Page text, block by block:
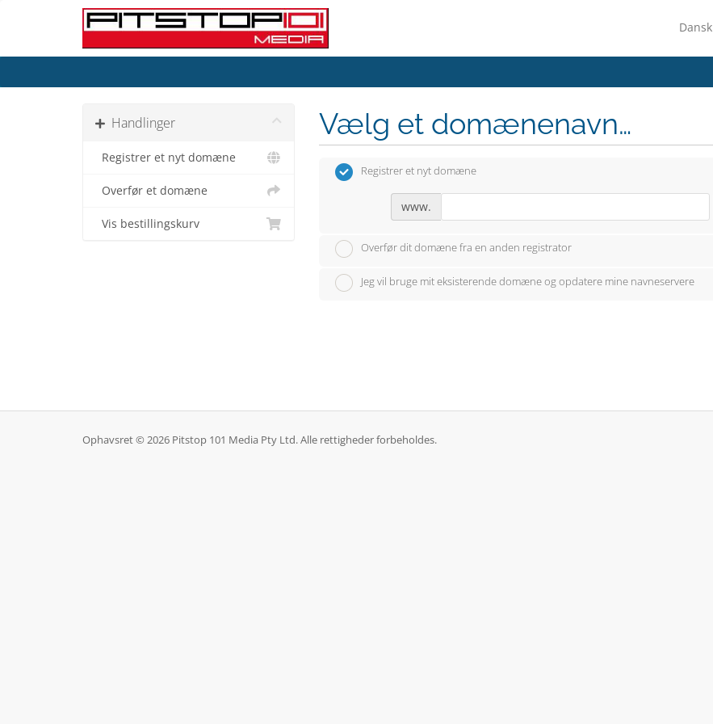
Dansk
Handlinger
Registrer et nyt domæne
Overfør et domæne
Vis bestillingskurv
Vælg et domænenavn…
Registrer et nyt domæne
www.
Overfør dit domæne fra en anden registrator
Jeg vil bruge mit eksisterende domæne og opdatere mine navneservere
Ophavsret © 2026 Pitstop 101 Media Pty Ltd. Alle rettigheder forbeholdes.